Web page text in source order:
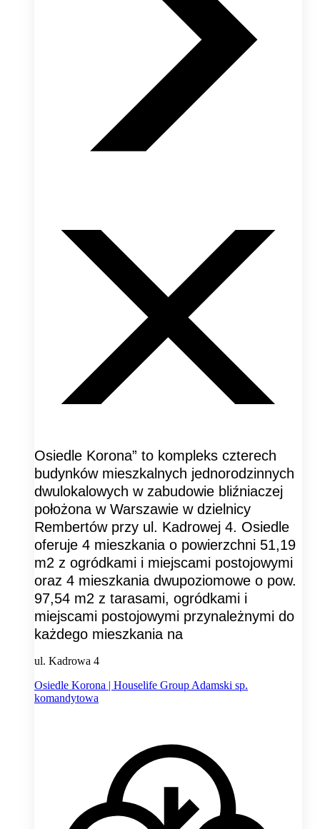
Osiedle Korona” to kompleks czterech
budynków mieszkalnych jednorodzinnych
dwulokalowych w zabudowie bliźniaczej
położona w Warszawie w dzielnicy
Rembertów przy ul. Kadrowej 4. Osiedle
oferuje 4 mieszkania o powierzchni 51,19
m2 z ogródkami i miejscami postojowymi
oraz 4 mieszkania dwupoziomowe o pow.
97,54 m2 z tarasami, ogródkami i
miejscami postojowymi przynależnymi do
każdego mieszkania na
ul. Kadrowa 4
Osiedle Korona | Houselife Group Adamski sp.
komandytowa